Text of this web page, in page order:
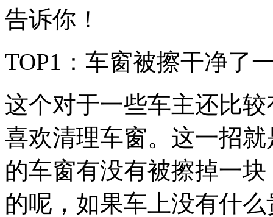
告诉你！
TOP1：车窗被擦干净了
这个对于一些车主还比
喜欢清理车窗。这一招
的车窗有没有被擦掉一
的呢，如果车上没有什